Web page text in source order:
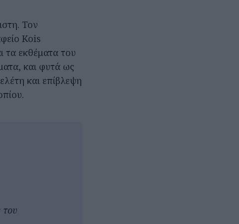
Τον
Kois
τα εκθέματα του
και φυτά ως
και επίβλεψη
του